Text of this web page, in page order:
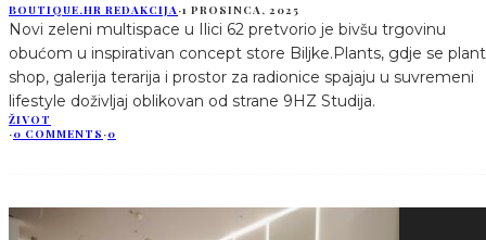
BOUTIQUE.HR REDAKCIJA ·1 PROSINCA, 2025
Novi zeleni multispace u Ilici 62 pretvorio je bivšu trgovinu
obućom u inspirativan concept store Biljke.Plants, gdje se plant
shop, galerija terarija i prostor za radionice spajaju u suvremeni
lifestyle doživljaj oblikovan od strane 9HZ Studija.
ŽIVOT
·0 COMMENTS ·0